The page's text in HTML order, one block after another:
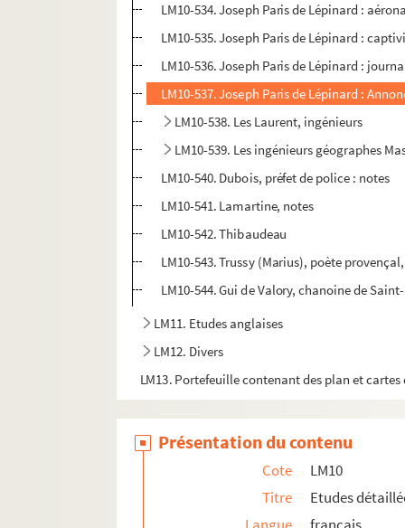
LM10-534. Joseph Paris de Lépinard :
LM10-535. Joseph Paris de Lépinard :
LM10-536. Joseph Paris de Lépinard :
LM10-537. Joseph Paris de Lépinard :
LM10-538. Les Laurent, ingénieurs
LM10-539. Les ingénieurs géographes
LM10-540. Dubois, préfet de police : notes
LM10-541. Lamartine, notes
LM10-542. Thibaudeau
LM10-543. Trussy (Marius), poète
LM10-544. Gui de Valory, chanoine de
LM11. Etudes anglaises
LM12. Divers
LM13. Portefeuille contenant des plan et
Présentation du contenu
Cote
LM10
Titre
Etudes